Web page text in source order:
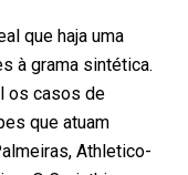
que haja uma
à grama sintética.
os casos de
que atuam
Athletico-